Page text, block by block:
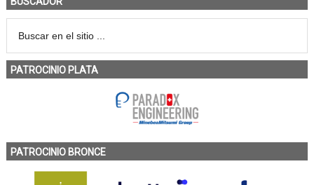
PATROCINIO PLATA
PATROCINIO BRONCE